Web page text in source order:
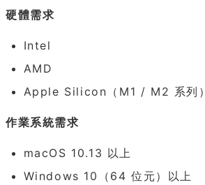
硬體需求
Intel
AMD
Apple Silicon（M1 / M2 系列）
作業系統需求
macOS 10.13 以上
Windows 10（64 位元）以上